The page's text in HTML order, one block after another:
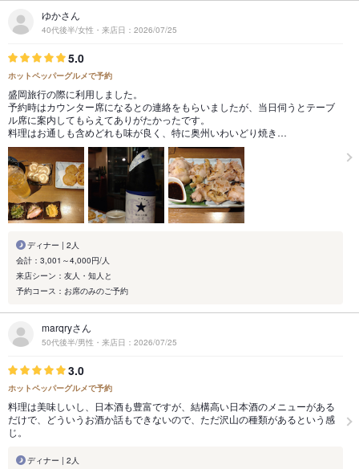
ゆかさん
40代後半/女性・来店日：2026/07/25
5.0
ホットペッパーグルメで予約
盛岡旅行の際に利用しました。
予約時はカウンター席になるとの連絡をもらいましたが、当日伺うとテーブ
ル席に案内してもらえてありがたかったです。
料理はお通しも含めどれも味が良く、特に奥州いわいどり焼き…
ディナー | 2人
会計：3,001～4,000円/人
来店シーン：友人・知人と
予約コース：お席のみのご予約
marqryさん
50代後半/男性・来店日：2026/07/25
3.0
ホットペッパーグルメで予約
料理は美味しいし、日本酒も豊富ですが、結構高い日本酒のメニューがある
だけで、どういうお酒か話もできないので、ただ沢山の種類があるという感
じ。
ディナー | 2人